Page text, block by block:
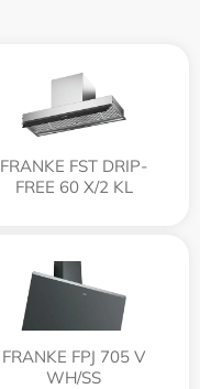
FRANKE FST DRIP-
FREE 60 X/2 KL
FRANKE FPJ 705 V
WH/SS